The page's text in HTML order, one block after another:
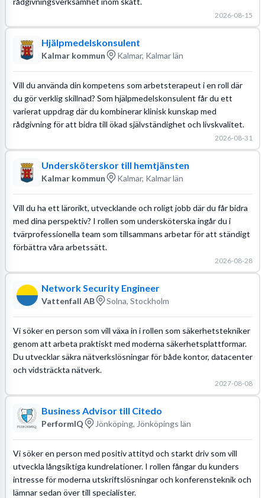
2026-08-15
Hjälpmedelskonsulent
Kalmar kommun Kalmar, Kalmar län
Vill du använda din kompetens som arbetsterapeut i en roll där
du gör verklig skillnad? Som hjälpmedelskonsulent får du ett
varierat uppdrag där du kombinerar klinisk kunskap med
rådgivning för att bidra till ökad självständighet och livskvalitet.
2026-08-31
Undersköterskor till hemtjänsten
Kalmar kommun Kalmar, Kalmar län
Vill du ha ett lärorikt, utvecklande och roligt jobb där du får bidra
med dina perspektiv? I rollen som undersköterska ingår du i
tvärprofessionella team som tillsammans arbetar för att ständigt
förbättra våra arbetssätt.
2026-08-28
Network Security Engineer
Vattenfall AB Solna, Stockholm
Vi söker en person som vill växa in i rollen som säkerhetstekniker
genom att arbeta praktiskt med moderna säkerhetsplattformar.
Du utvecklar säkra nätverkslösningar för både kontor, datacenter
och vidsträckta nätverk.
2027-08-08
Business Advisor till Citedo
PerformIQ Jönköping, Jönköpings län
Vi söker en person med positiv attityd och starkt driv som vill
utveckla långsiktiga kundrelationer. I rollen fångar du kunders
intresse för moderna utskriftslösningar och konferensteknik och
lämnar sedan över till specialister.